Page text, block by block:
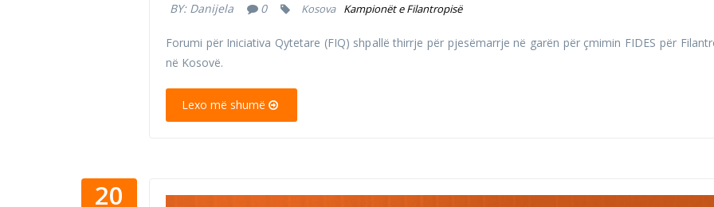
BY: Danijela 0 Kosova Kampionët e Filantropisë
Forumi për Iniciativa Qytetare (FIQ) shpallë thirrje për pjesëmarrje në garën për çmimin FIDES për
në Kosovë.
Lexo më shumë
20